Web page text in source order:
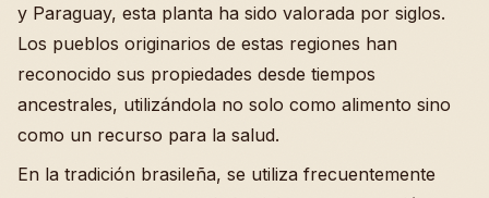
y Paraguay, esta planta ha sido valorada por siglos.
Los pueblos originarios de estas regiones han
reconocido sus propiedades desde tiempos
ancestrales, utilizándola no solo como alimento sino
como un recurso para la salud.
En la tradición brasileña, se utiliza frecuentemente